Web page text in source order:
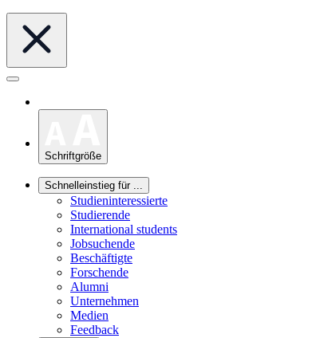
Schriftgröße
Schnelleinstieg für ...
Studieninteressierte
Studierende
International students
Jobsuchende
Beschäftigte
Forschende
Alumni
Unternehmen
Medien
Feedback